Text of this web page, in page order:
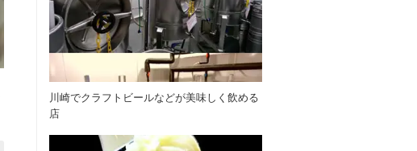
川崎でクラフトビールなどが美味しく飲める
店